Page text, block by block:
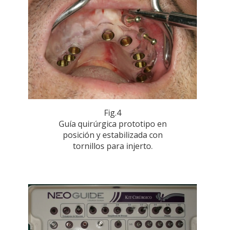
Fig.4
Guía quirúrgica prototipo en
posición y estabilizada con
tornillos para injerto.